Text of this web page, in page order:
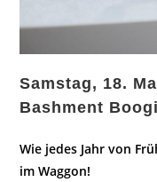
Samstag, 18.
Bashment
Wie jedes Jahr von
im Waggon!